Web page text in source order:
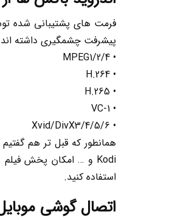
فرمت های پشتیبانی شده
پیشرفت چشمگیری داشته اند
• MPEG1/2/4
• H.264
• H.265
• VC-1
• Xvid/DivX3/4/5/6
استفاده کنید.
اتصال گوشی